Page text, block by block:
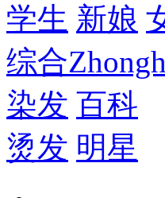
学生 新娘
综合
染发 百科
烫发 明星